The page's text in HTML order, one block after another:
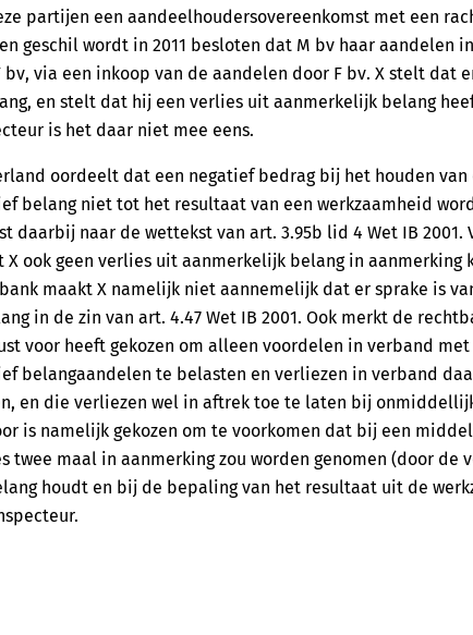
partijen een aandeelhoudersovereenkomst met een
geschil wordt in 2011 besloten dat M bv haar aandelen
bv, via een inkoop van de aandelen door F bv. X stelt dat
en stelt dat hij een verlies uit aanmerkelijk belang
is het daar niet mee eens.
oordeelt dat een negatief bedrag bij het houden
belang niet tot het resultaat van een werkzaamheid
daarbij naar de wettekst van art. 3.95b lid 4 Wet IB 2001.
ook geen verlies uit aanmerkelijk belang in aanmerking
maakt X namelijk niet aannemelijk dat er sprake is
in de zin van art. 4.47 Wet IB 2001. Ook merkt de
voor heeft gekozen om alleen voordelen in verband
belangaandelen te belasten en verliezen in verband
en die verliezen wel in aftrek toe te laten bij
is namelijk gekozen om te voorkomen dat bij een
twee maal in aanmerking zou worden genomen (door de
houdt en bij de bepaling van het resultaat uit de